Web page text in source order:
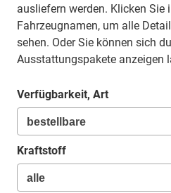
ausliefern werden. Klicken Sie
Fahrzeugnamen, um alle
sehen. Oder Sie können sich
Ausstattungspakete anzeigen
Verfügbarkeit, Art
Kraftstoff